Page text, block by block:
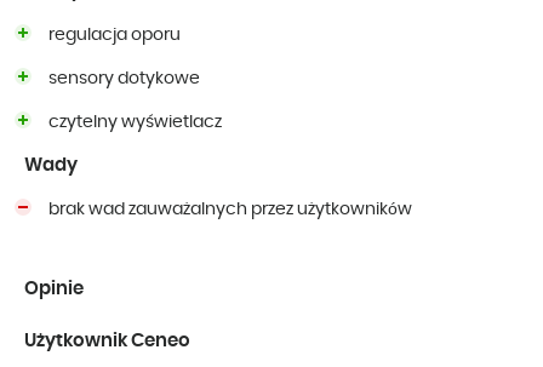
regulacja oporu
sensory dotykowe
czytelny wyświetlacz
Wady
brak wad zauważalnych przez użytkowników
Opinie
Użytkownik Ceneo